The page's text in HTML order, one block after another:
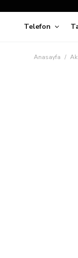
Telefon
Anasayfa